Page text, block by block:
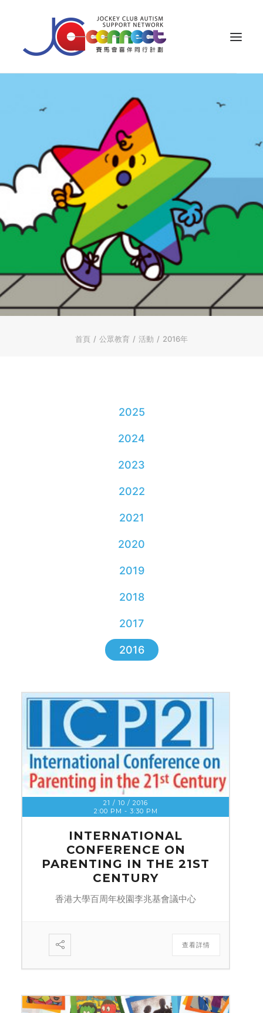
公眾教育
專業知識
家長專區
成果效益
ENGLISH
首頁
首頁 公眾教育 活動 2016年
2025
2024
2023
2022
2021
2020
2019
2018
2017
2016
21 / 10 / 2016
2:00 PM - 3:30 PM
INTERNATIONAL
CONFERENCE ON
PARENTING IN THE 21ST
CENTURY
香港大學百周年校園李兆基會議中心
查看詳情